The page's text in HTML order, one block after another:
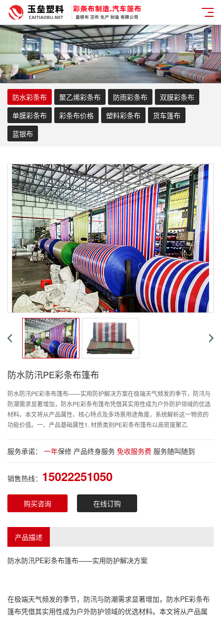
防水彩条布 聚乙烯彩条布 防雨彩条布
双膜彩条布
单膜彩条布
彩条布价格 塑料彩条布
货车篷布
蓝银布
防水防汛PE彩条布篷布
防水防汛PE彩条布篷布——实用防护解决方案在极端天气频发的季节，防汛与
防潮需求显著增加，防水PE彩条布篷布凭借其实用性成为户外防护领域的优选
材料。本文将从产品属性、核心特点及多场景用途角度，系统解析这一物资的
功能价值。一、产品基础属性1. 材质类别PE彩条布篷布以高密度聚乙
服务承诺： 一年保修 产品终身服务 免收服务费 服务随叫随到
销售热线： 15022251050
购买咨询 在线订购
产品描述
防水防汛PE彩条布篷布——实用防护解决方案
在极端天气频发的季节，防汛与防潮需求显著增加，防水PE彩条布
篷布凭借其实用性成为户外防护领域的优选材料。本文将从产品属